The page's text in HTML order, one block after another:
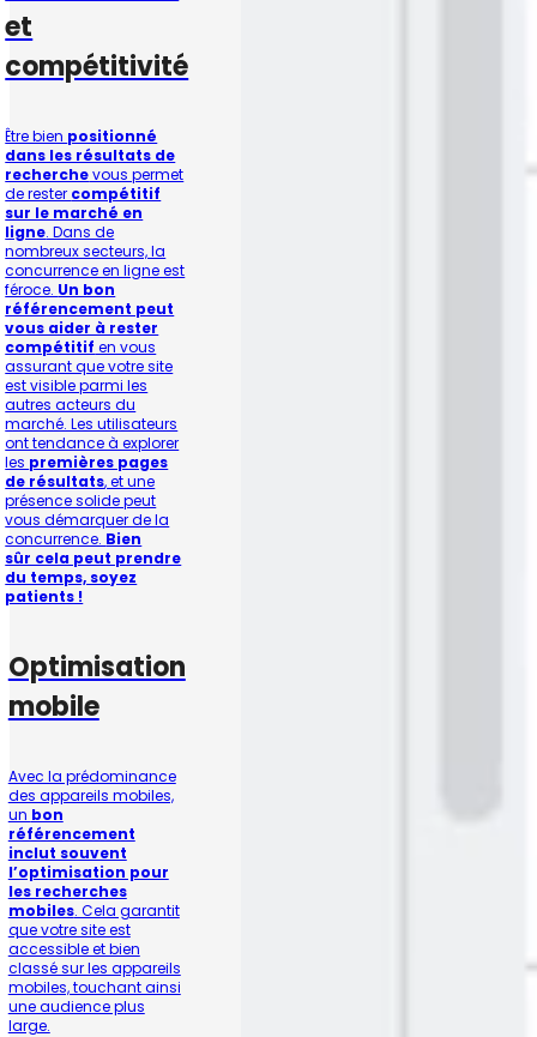
et
compétitivité
Être bien positionné
dans les résultats de
recherchevous permet
de rester compétitif
sur le marché en
ligne. Dans de
nombreux secteurs, la
concurrence en ligne est
féroce. Un bon
référencement peut
vous aider à rester
compétitif en vous
assurant que votre site
est visible parmi les
autres acteurs du
marché. Les utilisateurs
ont tendance à explorer
les premières pages
de résultats, et une
présence solide peut
vous démarquer de la
concurrence. Bien
sûr cela peut prendre
du temps, soyez
patients !
Optimisation
mobile
Avec la prédominance
des appareils mobiles,
un bon
référencement
inclut souvent
l’optimisation pour
les recherches
mobiles. Cela garantit
que votre site est
accessible et bien
classé sur les appareils
mobiles, touchant ainsi
une audience plus
large.